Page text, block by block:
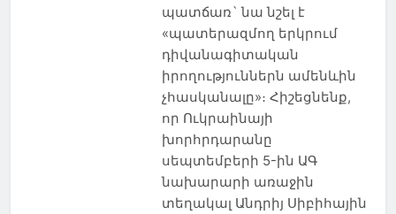
պատճառ` նա նշել է
«պատերազմող երկրում
դիվանագիտական
իրողություններն ամենևին
չհասկանալը»։ Հիշեցնենք,
որ Ուկրաինայի
խորհրդարանը
սեպտեմբերի 5-ին ԱԳ
նախարարի առաջին
տեղակալ Անդրիյ Սիբիհային